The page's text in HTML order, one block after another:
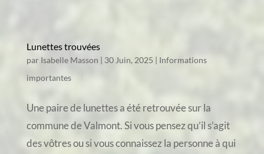
Lunettes trouvées
par Isabelle Masson | 30 Juin, 2025 | Informations
importantes
Une paire de lunettes a été retrouvée sur la
commune de Valmont. Si vous pensez qu’il s’agit
des vôtres ou si vous connaissez la personne à qui